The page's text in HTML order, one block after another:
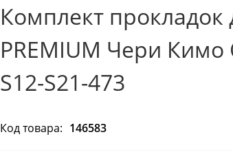
Комплект прокладок
PREMIUM Чери Кимо
S12-S21-473
Код товара: 146583